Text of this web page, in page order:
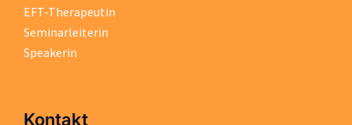
EFT-Therapeutin
Seminarleiterin
Speakerin
Kontakt